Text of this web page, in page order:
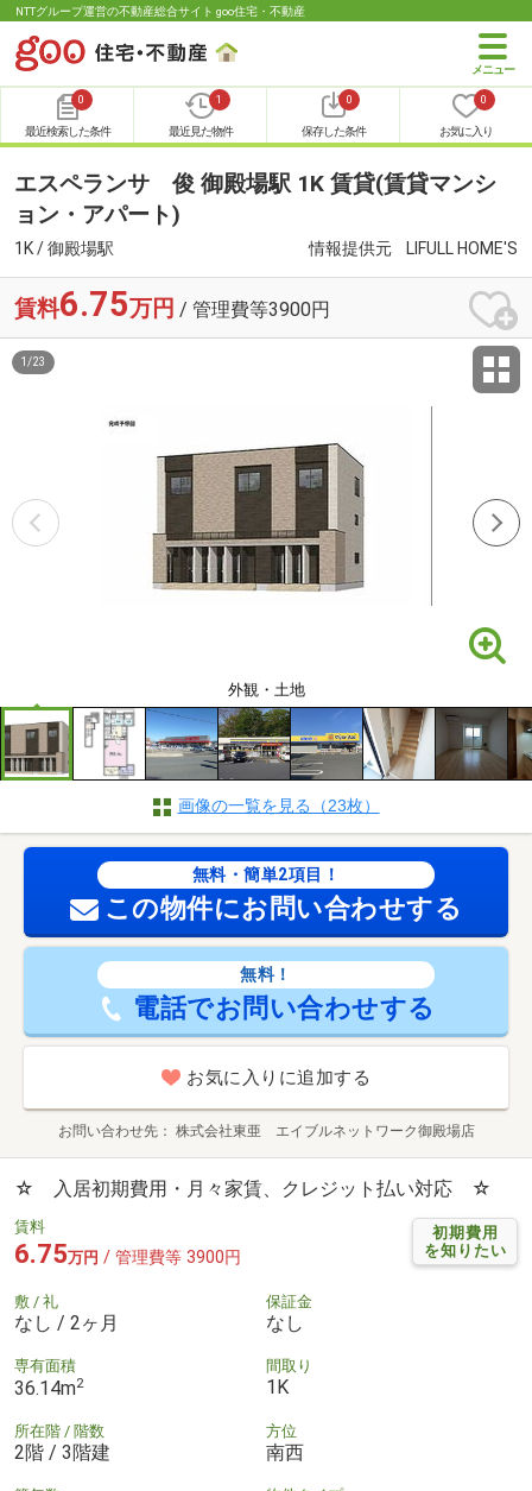
NTTグループ運営の不動産総合サイト goo住宅・不動産
0
最近検索した条件
1
最近見た物件
0
保存した条件
0
お気に入り
エスペランサ 俊 御殿場駅 1K 賃貸(賃貸マンシ
ョン・アパート)
1K / 御殿場駅 情報提供元 LIFULL HOME'S
賃料6.75万円 / 管理費等3900円
外観・土地
1 /23
画像の一覧を見る（23枚）
無料・簡単2項目！
この物件にお問い合わせする
無料！
電話でお問い合わせする
お気に入りに追加する
お問い合わせ先 株式会社東亜 エイブルネットワーク御殿場店
☆ 入居初期費用・月々家賃、クレジット払い対応 ☆
初期費用
を知りたい
賃料
6.75万円 / 管理費等 3900円
敷 / 礼
なし / 2ヶ月
保証金
なし
専有面積
36.14m2
間取り
1K
所在階 / 階数
2階 / 3階建
方位
南西